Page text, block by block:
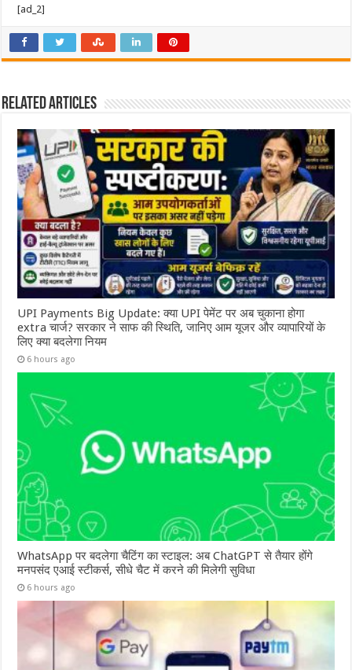
[ad_2]
Related Articles
UPI Payments Big Update: क्या UPI पेमेंट पर अब चुकाना होगा
extra चार्ज? सरकार ने साफ की स्थिति, जानिए आम यूजर और व्यापारियों के
लिए क्या बदलेगा नियम
6 hours ago
WhatsApp पर बदलेगा चैटिंग का स्टाइल: अब ChatGPT से तैयार होंगे
मनपसंद एआई स्टीकर्स, सीधे चैट में करने की मिलेगी सुविधा
6 hours ago